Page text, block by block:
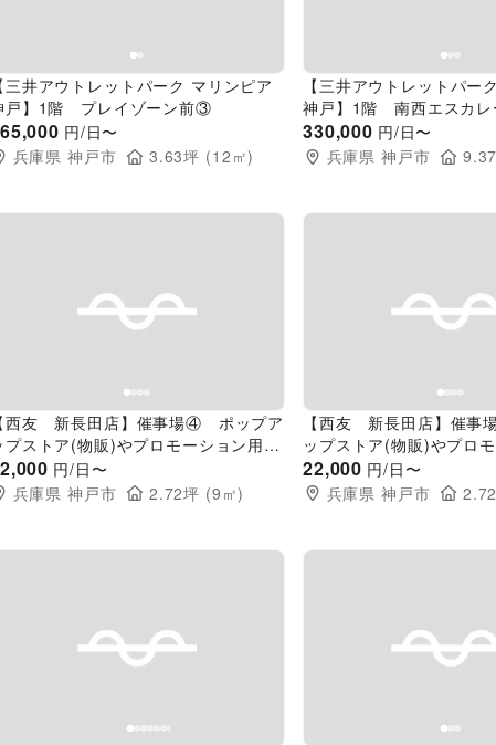
三井アウトレットパーク マリンピア
戸】1階 プレイゾーン前③
円/日〜
兵庫県 神戸市 3.63坪 (12 ㎡)
【三井アウトレットパー
神戸】1階 南西エスカレ
330,000 円/日〜
兵庫県 神戸市
Previous slide
西友 新長田店】催事場④ ポップア
プストア(物販)やプロモーション用途
最適なスーパー店内催事イベントスペ
ス
円/日〜
兵庫県 神戸市 2.72坪 (9 ㎡)
Previous slide
【西友 新長田店】催
ップストア(物販)やプロ
に最適なスーパー店内催
ース
22,000 円/日〜
兵庫県 神戸市
Previous slide Previous slide